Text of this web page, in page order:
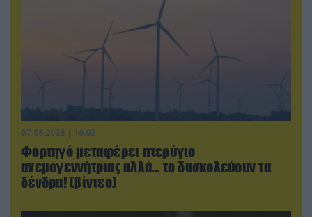
07.08.2026 | 16:02
Φορτηγό μεταφέρει πτερύγιο
ανεμογεννήτριας αλλά… το δυσκολεύουν τα
δένδρα! (βίντεο)